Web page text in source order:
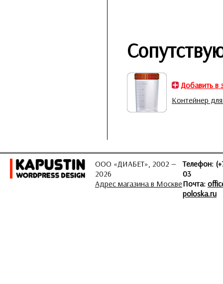
Добавить в
Контейнер
ООО «ДИАБЕТ», 2002 —
2026
Адрес магазина в Москве
Телефон:
03
Почта:
poloska.ru